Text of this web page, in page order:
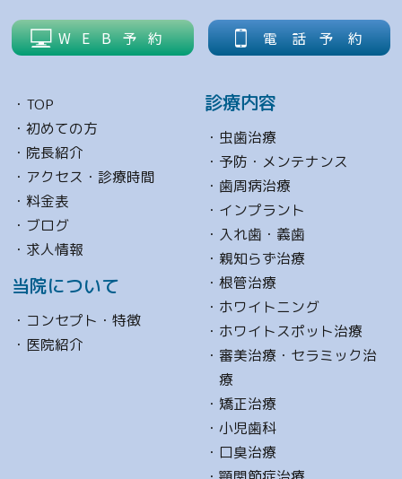
TOP
初めての方
院長紹介
アクセス・診療時間
料金表
ブログ
求人情報
当院について
コンセプト・特徴
医院紹介
診療内容
虫歯治療
予防・メンテナンス
歯周病治療
インプラント
入れ歯・義歯
親知らず治療
根管治療
ホワイトニング
ホワイトスポット治療
審美治療・セラミック治
療
矯正治療
小児歯科
口臭治療
WEB予約 電話予約